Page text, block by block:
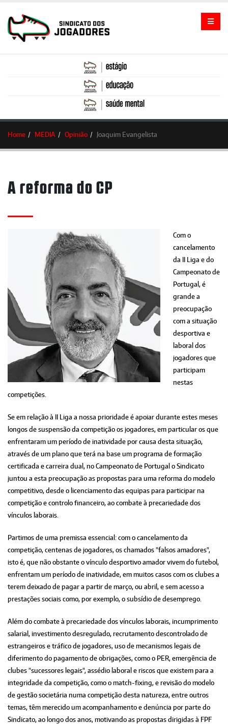
Home MEDIA Opinião Joaquim Evangelista
A reforma do CP
Com o
cancelamento
da II Liga e do
Campeonato de
Portugal, é
grande a
preocupação
com a situação
desportiva e
laboral dos
jogadores que
participam
nestas
competições.
Se em relação à II Liga a nossa prioridade é apoiar durante estes meses
longos de suspensão da competição os jogadores, em particular os que
enfrentaram um período de inatividade por causa desta situação,
através de um plano que terá na base um programa de formação
certificada e carreira dual, no Campeonato de Portugal o Sindicato
juntou a esta preocupação as propostas para uma reforma do modelo
competitivo, desde o licenciamento das equipas para participar na
competição e controlo financeiro, ao combate à precariedade dos
vínculos laborais.
Partimos de uma premissa essencial: com o cancelamento da
competição, centenas de jogadores, os chamados "falsos amadores",
isto é, que não obstante o vínculo desportivo amador vivem do futebol,
enfrentam um período de inatividade, em muitos casos com os clubes a
terem deixado de pagar a partir de março, ou abril, e sem acesso a
prestações sociais como, por exemplo, o subsídio de desemprego.
Além do combate à precariedade dos vínculos laborais, incumprimento
salarial, investimento desregulado, recrutamento descontrolado de
estrangeiros e tráfico de jogadores, uso de mecanismos legais de
diferimento do pagamento de obrigações, como o PER, emergência de
clubes "sucessores legais", assédio laboral e riscos que existem para a
integridade da competição, como o match-fixing, e revisão do modelo
de gestão societária numa competição desta natureza, entre outros
temas, têm merecido um acompanhamento e denúncia por parte do
Sindicato, ao longo dos anos, motivando as propostas dirigidas à FPF